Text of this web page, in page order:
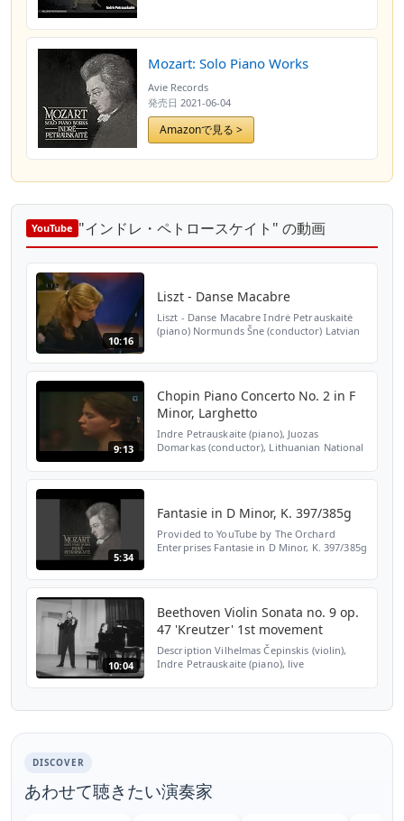
Mozart: Solo Piano Works
Avie Records
発売日 2021-06-04
Amazonで見る >
YouTube "インドレ・ペトロースケイト" の動画
10:16
Liszt - Danse Macabre
Liszt - Danse Macabre Indrė Petrauskaitė
(piano) Normunds Šne (conductor) Latvian
9:13
Chopin Piano Concerto No. 2 in F
Minor, Larghetto
Indre Petrauskaite (piano), Juozas
Domarkas (conductor), Lithuanian National
5:34
Fantasie in D Minor, K. 397/385g
Provided to YouTube by The Orchard
Enterprises Fantasie in D Minor, K. 397/385g
10:04
Beethoven Violin Sonata no. 9 op.
47 'Kreutzer' 1st movement
Description Vilhelmas Čepinskis (violin),
Indre Petrauskaite (piano), live
DISCOVER
あわせて聴きたい演奏家